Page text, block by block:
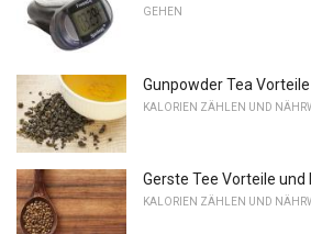
GEHEN
Gunpowder Tea
KALORIEN ZÄHLEN UND
Gerste Tee Vorteile
KALORIEN ZÄHLEN UND